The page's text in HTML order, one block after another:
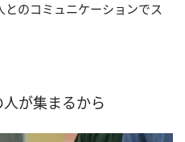
のコミュニケーションでス
人が集まるから